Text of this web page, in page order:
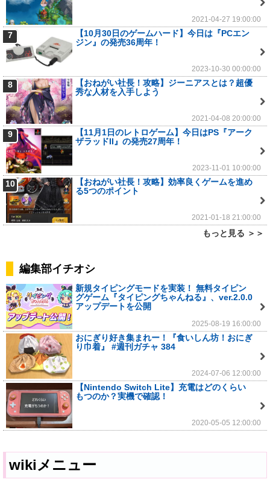
2021-04-27 19:00:00
7
【10月30日のゲームハード】今日は『PCエン
ジン』の発売36周年！
2023-10-30 00:00:00
8
【おねがい社長！攻略】ジーニアスとは？超優
秀な人材を入手しよう
2021-04-08 20:00:00
9
【11月1日のレトロゲーム】今日はPS『アーク
ザラッドII』の発売27周年！
2023-11-01 10:00:00
10
【おねがい社長！攻略】効率良くゲームを進め
る5つのポイント
2021-01-18 21:00:00
もっと見る ＞＞
編集部イチオシ
新規タイピングモードを実装！ 無料タイピン
グゲーム『タイピングちゃんねる』、ver.2.0.0
アップデートを公開
2025-08-19 16:00:00
おにぎり好き集まれー！『食いしん坊！おにぎ
り巾着』 #週刊ガチャ 384
2024-07-06 12:00:00
【Nintendo Switch Lite】充電はどのくらい
もつのか？実機で確認！
2020-05-05 12:00:00
wikiメニュー